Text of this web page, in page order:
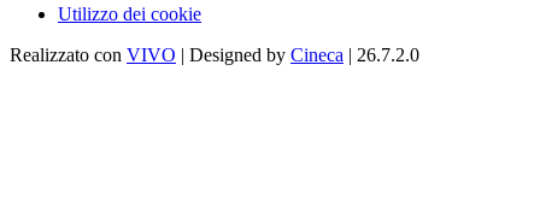
Utilizzo dei cookie
Realizzato con VIVO | Designed by Cineca | 26.7.2.0